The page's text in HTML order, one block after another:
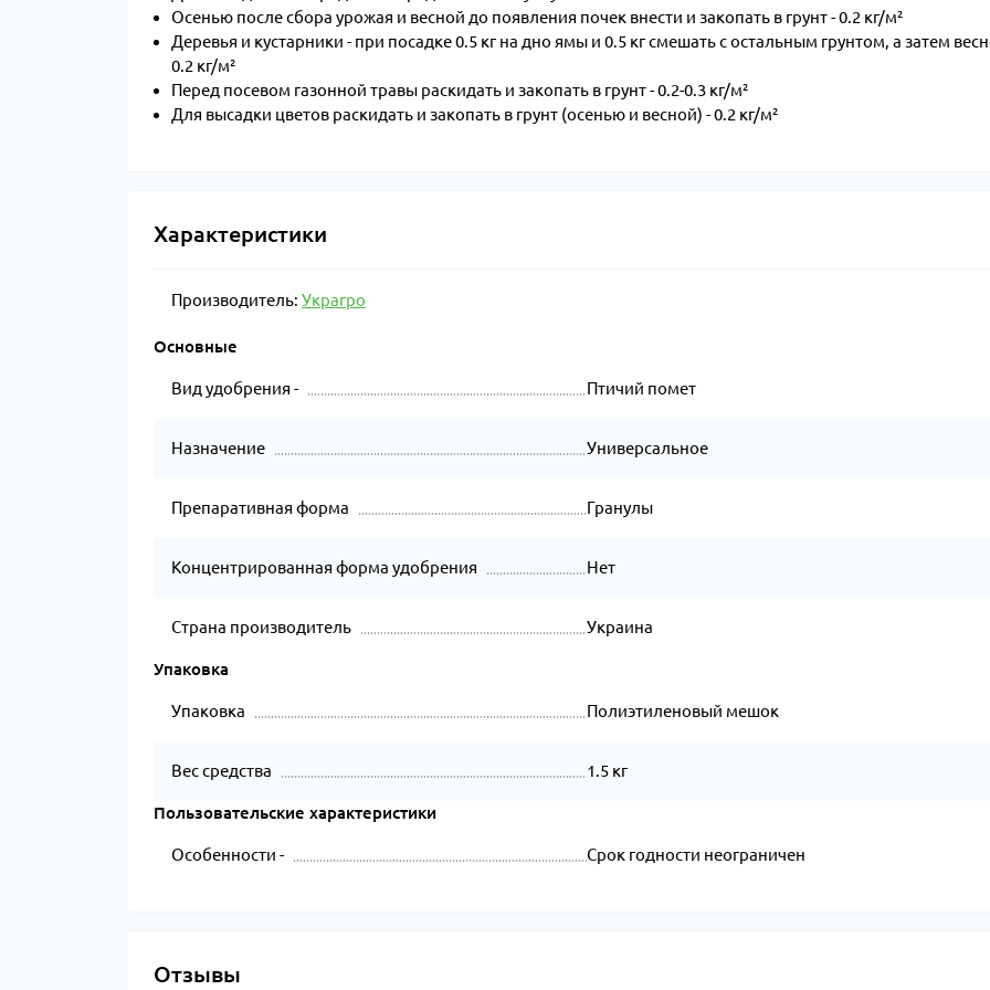
Осенью после сбора урожая и весной до появления почек внести и закопать в грунт - 0.2 кг/м²
Деревья и кустарники - при посадке 0.5 кг на дно ямы и 0.5 кг смешать с остальным грунтом, а затем
0.2 кг/м²
Перед посевом газонной травы раскидать и закопать в грунт - 0.2-0.3 кг/м²
Для высадки цветов раскидать и закопать в грунт (осенью и весной) - 0.2 кг/м²
Характеристики
Производитель: Украгро
Основные
Вид удобрения - Птичий помет
Назначение Универсальное
Препаративная форма Гранулы
Концентрированная форма удобрения Нет
Страна производитель Украина
Упаковка
Упаковка Полиэтиленовый мешок
Вес средства 1.5 кг
Пользовательские характеристики
Особенности - Срок годности неограничен
Отзывы